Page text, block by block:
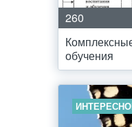
260
обучения